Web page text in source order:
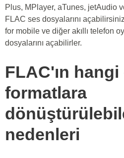
Plus, MPlayer, aTunes, jetAudio
FLAC ses dosyalarını
for mobile ve diğer akıllı telefon
dosyalarını açabilirler.
FLAC'ın
formatlara
nedenleri